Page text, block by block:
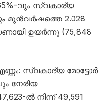
വും സ്വകാര്യ
മുൻവർഷത്തെ 2.028
ഉയർന്നു (75,848
സ്വകാര്യ മോട്ടോർ
നേരിയ
ൽ നിന്ന് 49,591